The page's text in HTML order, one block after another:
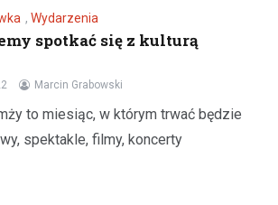
, Wydarzenia
spotkać się z kulturą
Marcin Grabowski
to miesiąc, w którym trwać będzie
spektakle, filmy, koncerty